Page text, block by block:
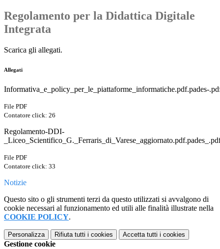
Regolamento per la Didattica Digitale
Integrata
Scarica gli allegati.
Allegati
Informativa_e_policy_per_le_piattaforme_informatiche.pdf.pades-
File PDF
Contatore click: 26
Regolamento-DDI-
File PDF
Contatore click: 33
Notizie
Questo sito o gli strumenti terzi da questo utilizzati si avvalgono di
cookie necessari al funzionamento ed utili alle finalità illustrate nella
COOKIE POLICY.
Personalizza Rifiuta tutti i cookies Accetta tutti i cookies
Gestione cookie